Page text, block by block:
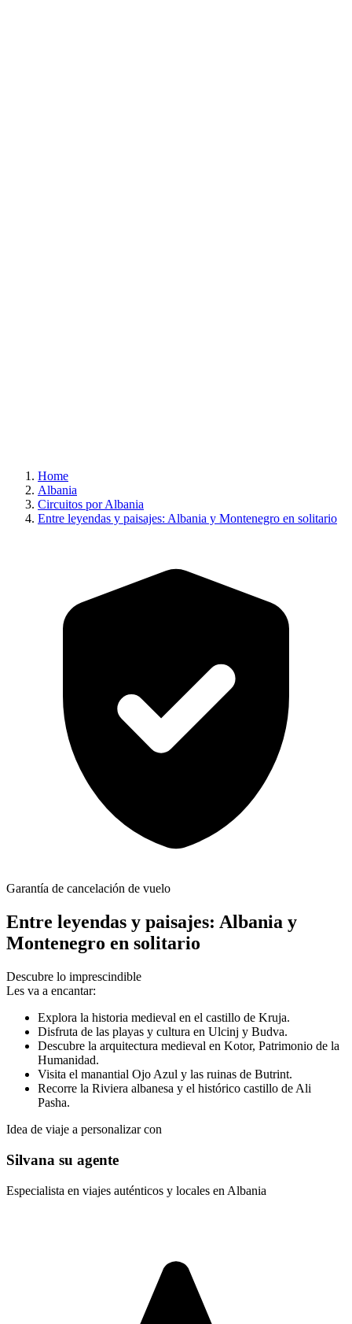
Home
Albania
Circuitos por Albania
Entre leyendas y paisajes: Albania y Montenegro en solitario
Garantía de cancelación de vuelo
Entre leyendas y paisajes: Albania y
Montenegro en solitario
Descubre lo imprescindible
Les va a encantar:
Explora la historia medieval en el castillo de Kruja.
Disfruta de las playas y cultura en Ulcinj y Budva.
Descubre la arquitectura medieval en Kotor, Patrimonio de la
Humanidad.
Visita el manantial Ojo Azul y las ruinas de Butrint.
Recorre la Riviera albanesa y el histórico castillo de Ali
Pasha.
Idea de viaje a personalizar con
Silvana su agente
Especialista en viajes auténticos y locales en Albania